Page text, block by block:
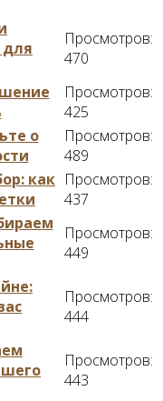
Просмотров:
470
Просмотров:
425
о
Просмотров:
489
как Просмотров:
437
Просмотров:
449
Просмотров:
444
Просмотров:
443